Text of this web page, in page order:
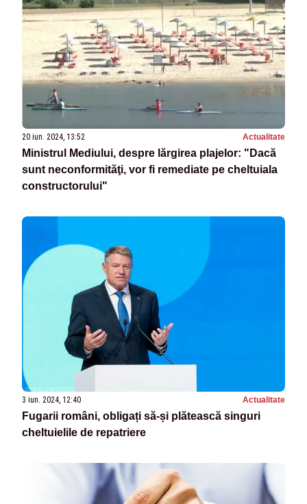
20 iun. 2024, 13:52 Actualitate
Ministrul Mediului, despre lărgirea plajelor: "Dacă
sunt neconformităţi, vor fi remediate pe cheltuiala
constructorului"
3 iun. 2024, 12:40 Actualitate
Fugarii români, obligați să-și plătească singuri
cheltuielile de repatriere